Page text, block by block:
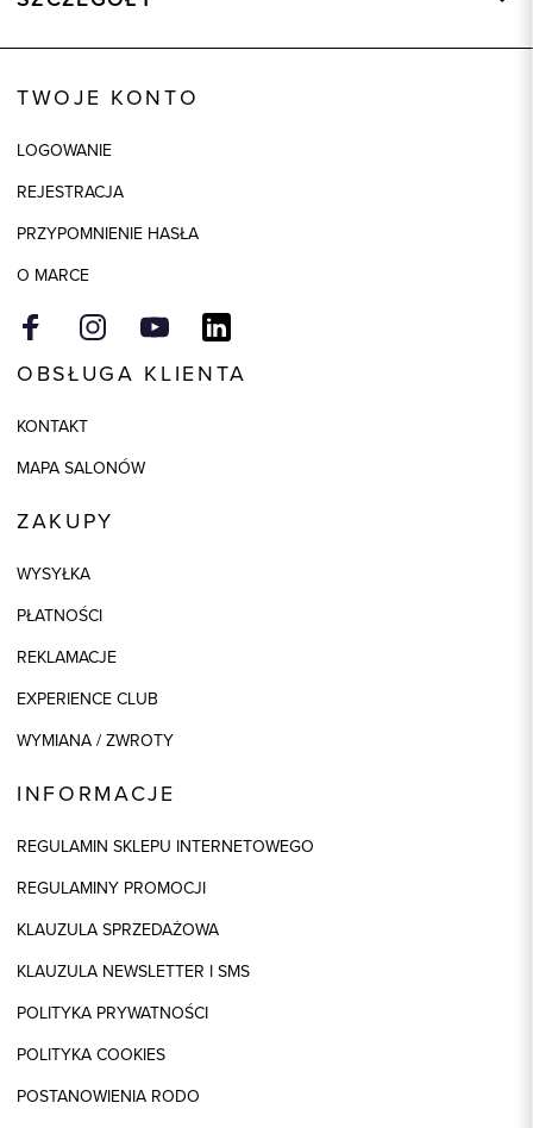
Skład tkaniny
Model
TWOJE KONTO
LOGOWANIE
REJESTRACJA
PRZYPOMNIENIE HASŁA
O MARCE
OBSŁUGA KLIENTA
KONTAKT
MAPA SALONÓW
ZAKUPY
WYSYŁKA
PŁATNOŚCI
REKLAMACJE
EXPERIENCE CLUB
WYMIANA / ZWROTY
INFORMACJE
REGULAMIN SKLEPU INTERNETOWEGO
REGULAMINY PROMOCJI
KLAUZULA SPRZEDAŻOWA
KLAUZULA NEWSLETTER I SMS
POLITYKA PRYWATNOŚCI
POLITYKA COOKIES
POSTANOWIENIA RODO